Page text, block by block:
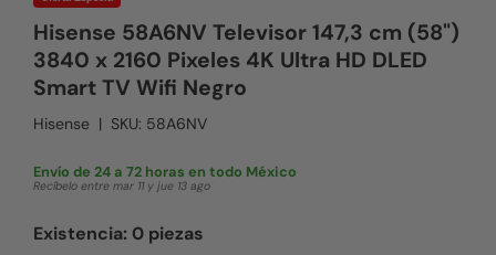
Hisense 58A6NV Televisor 147,3 cm (58")
3840 x 2160 Pixeles 4K Ultra HD DLED
Smart TV Wifi Negro
Hisense | SKU: 58A6NV
Envío de 24 a 72 horas en todo México
Recíbelo entre mar 11 y jue 13 ago
Existencia: 0 piezas